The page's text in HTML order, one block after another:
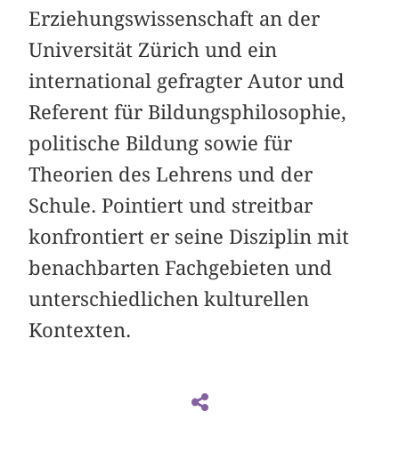
Erziehungswissenschaft an der
Universität Zürich und ein
international gefragter Autor und
Referent für Bildungsphilosophie,
politische Bildung sowie für
Theorien des Lehrens und der
Schule. Pointiert und streitbar
konfrontiert er seine Disziplin mit
benachbarten Fachgebieten und
unterschiedlichen kulturellen
Kontexten.